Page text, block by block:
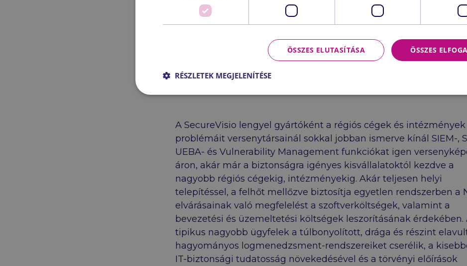
A SecureVisio lengyel gyártóként a régiós cégek és intézmények
problémáit versenytársainál sokkal jobban ismerve kínál SIEM-,
UEBA- és Vulnerability Management funkciókat igen
áron, akár már a biztonságra igényes kisvállalatoktól kezdve a
nagyobb régiós cégekig, intézményekig. Akár teljesen helyi
telepítéssel, a felhőt mellőzve biztosítja egyetlen rendszerben a
elvárásainak való megfelelést a szoftverköltségek, valamint a
bevezetési és üzemeltetési költségek leszorításának érdekében.
tipikus nagyobb ügyfelek a túlbonyolított, drága és részint
hagyományos logmenedzsment-rendszereiket cserélik, a
IT-biztonsági tudatosság növekedésével és a törvényi előírások
ÖSSZES
ÖSSZES ELUTASÍTÁSA
RÉSZLETEK MEGJELENÍTÉSE